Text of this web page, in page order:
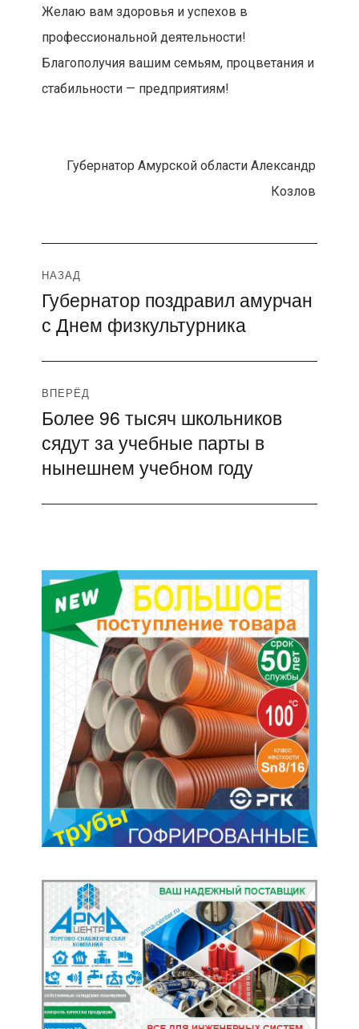
Желаю вам здоровья и успехов в
профессиональной деятельности!
Благополучия вашим семьям, процветания и
стабильности — предприятиям!
Губернатор Амурской области Александр
Козлов
Навигация
по
записям
НАЗАД
Предыдущая
запись:
Губернатор поздравил амурчан
с Днем физкультурника
ВПЕРЁД
Следующая
запись:
Более 96 тысяч школьников
сядут за учебные парты в
нынешнем учебном году